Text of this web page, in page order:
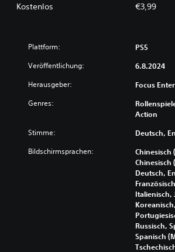
Kostenlos €3,99
Plattform: PS5
Veröffentlichung: 6.8.2024
Herausgeber: Focus
Genres:
Action
Stimme: Deutsch,
Bildschirmsprachen:
Chinesisch
Chinesisch
Deutsch,
Italienisch,
Russisch,
Spanisch